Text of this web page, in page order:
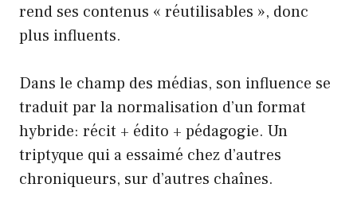
rend ses contenus « réutilisables », donc
plus influents.
Dans le champ des médias, son influence se
traduit par la normalisation d’un format
hybride: récit + édito + pédagogie. Un
triptyque qui a essaimé chez d’autres
chroniqueurs, sur d’autres chaînes.